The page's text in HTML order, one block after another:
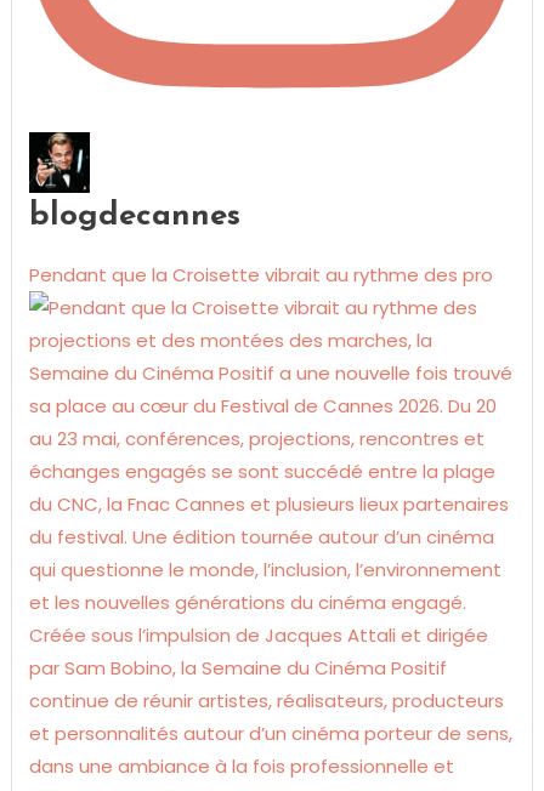
blogdecannes
Pendant que la Croisette vibrait au rythme des pro